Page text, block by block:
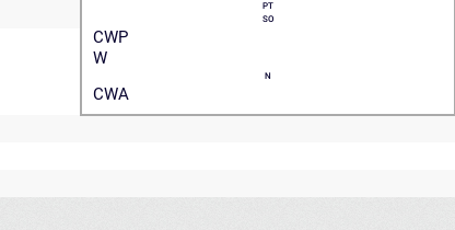
PT
SO
CWP
W
N
CWA